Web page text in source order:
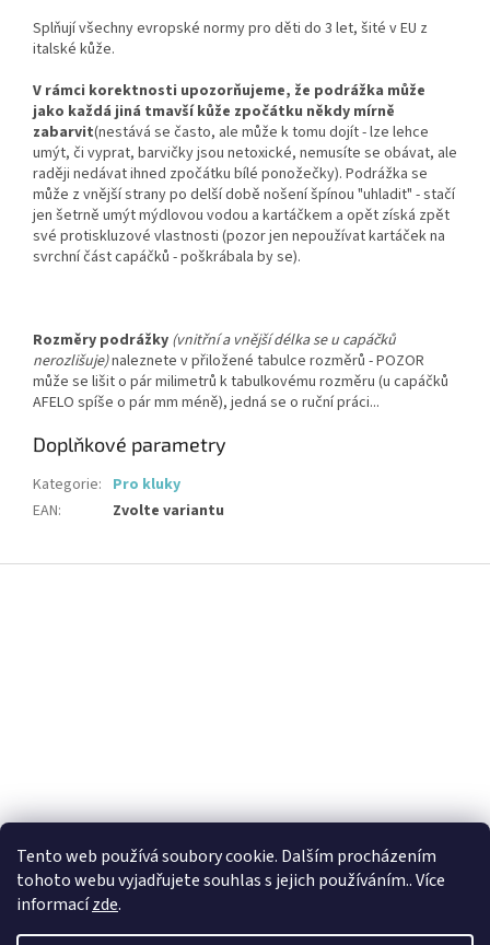
Tento web používá soubory cookie. Dalším procházením
tohoto webu vyjadřujete souhlas s jejich používáním.. Více
informacízde.
Splňují všechny evropské normy pro děti do 3 let, šité v EU z
italské kůže.
V rámci korektnosti upozorňujeme, že podrážka může
jako každá jiná tmavší kůže zpočátku někdy mírně
zabarvit(nestává se často, ale může k tomu dojít - lze lehce
umýt, či vyprat, barvičky jsou netoxické, nemusíte se obávat, ale
raději nedávat ihned zpočátku bílé ponožečky). Podrážka se
může z vnější strany po delší době nošení špínou "uhladit" - stačí
jen šetrně umýt mýdlovou vodou a kartáčkem a opět získá zpět
své protiskluzové vlastnosti (pozor jen nepoužívat kartáček na
svrchní část capáčků - poškrábala by se).
Rozměry podrážky (vnitřní a vnější délka se u capáčků
nerozlišuje)naleznete v přiložené tabulce rozměrů - POZOR
může se lišit o pár milimetrů k tabulkovému rozměru (u capáčků
AFELO spíše o pár mm méně), jedná se o ruční práci...
Doplňkové parametry
Kategorie: Pro kluky
EAN: Zvolte variantu